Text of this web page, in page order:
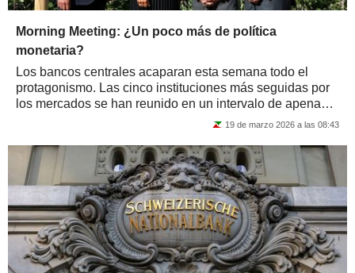
Morning Meeting: ¿Un poco más de política
monetaria?
Los bancos centrales acaparan esta semana todo el
protagonismo. Las cinco instituciones más seguidas por
los mercados se han reunido en un intervalo de apenas
unas horas. Jerome Powell rompió el...19 de marzo 2026 a las 08:43